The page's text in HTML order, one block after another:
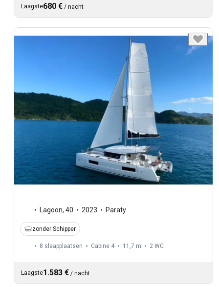
Laagste680 € / nacht
Lagoon, 40 2023 Paraty
zonder Schipper
8 slaapplaatsen Cabine 4 11,7 m 2 WC
Laagste1.583 € / nacht